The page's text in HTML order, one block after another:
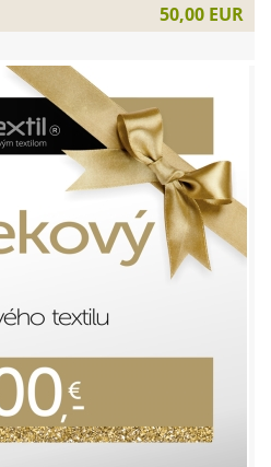
50,00 EUR